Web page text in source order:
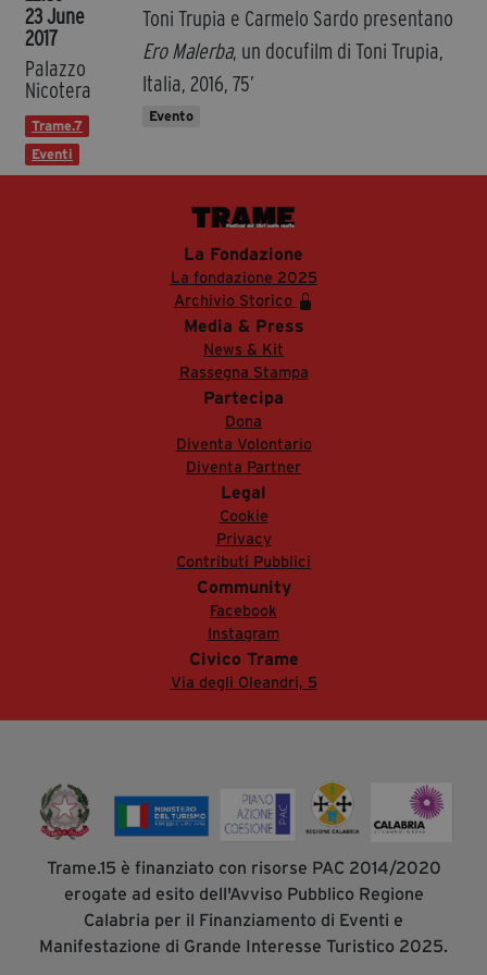
23 June
2017
Palazzo
Nicotera
Trame.7
Eventi
Toni Trupia e Carmelo Sardo presentano
Ero Malerba, un docufilm di Toni Trupia,
Italia, 2016, 75’
Evento
La Fondazione
La fondazione 2025
Archivio Storico
Media & Press
News & Kit
Rassegna Stampa
Partecipa
Dona
Diventa Volontario
Diventa Partner
Legal
Cookie
Privacy
Contributi Pubblici
Community
Facebook
Instagram
Civico Trame
Via degli Oleandri, 5
Trame.15 è finanziato con risorse PAC 2014/2020
erogate ad esito dell'Avviso Pubblico Regione
Calabria per il Finanziamento di Eventi e
Manifestazione di Grande Interesse Turistico 2025.